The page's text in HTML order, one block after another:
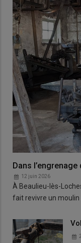
Dans
12 juin 2026
À Beaulieu-lès-
fait revivre un moulin